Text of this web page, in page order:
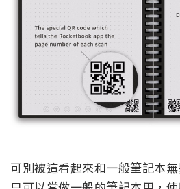
可別被這看起來和一般筆記本